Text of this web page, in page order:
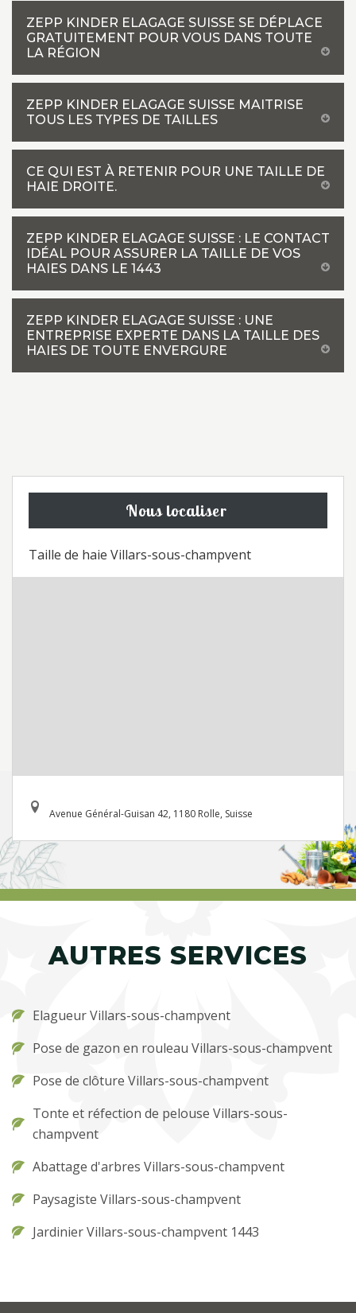
ZEPP KINDER ELAGAGE SUISSE SE DÉPLACE
GRATUITEMENT POUR VOUS DANS TOUTE
LA RÉGION
ZEPP KINDER ELAGAGE SUISSE MAITRISE
TOUS LES TYPES DE TAILLES
CE QUI EST À RETENIR POUR UNE TAILLE DE
HAIE DROITE.
ZEPP KINDER ELAGAGE SUISSE : LE CONTACT
IDÉAL POUR ASSURER LA TAILLE DE VOS
HAIES DANS LE 1443
ZEPP KINDER ELAGAGE SUISSE : UNE
ENTREPRISE EXPERTE DANS LA TAILLE DES
HAIES DE TOUTE ENVERGURE
Nous localiser
Taille de haie Villars-sous-champvent
Avenue Général-Guisan 42, 1180 Rolle, Suisse
AUTRES SERVICES
Elagueur Villars-sous-champvent
Pose de gazon en rouleau Villars-sous-champvent
Pose de clôture Villars-sous-champvent
Tonte et réfection de pelouse Villars-sous-
champvent
Abattage d'arbres Villars-sous-champvent
Paysagiste Villars-sous-champvent
Jardinier Villars-sous-champvent 1443